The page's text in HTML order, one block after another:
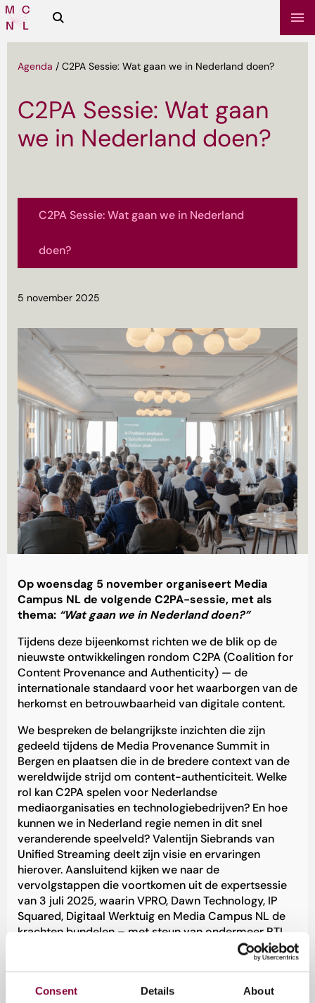
Consent Details About
Media
Campus
Zoeken
Agenda / C2PA Sessie: Wat gaan we in Nederland doen?
C2PA Sessie: Wat gaan
we in Nederland doen?
C2PA Sessie: Wat gaan we in Nederland
doen?
5 november 2025
Op woensdag 5 november organiseert Media
Campus NL de volgende C2PA-sessie, met als
thema: “Wat gaan we in Nederland doen?”
Tijdens deze bijeenkomst richten we de blik op de
nieuwste ontwikkelingen rondom C2PA (Coalition for
Content Provenance and Authenticity) — de
internationale standaard voor het waarborgen van de
herkomst en betrouwbaarheid van digitale content.
We bespreken de belangrijkste inzichten die zijn
gedeeld tijdens de Media Provenance Summit in
Bergen en plaatsen die in de bredere context van de
wereldwijde strijd om content-authenticiteit. Welke
rol kan C2PA spelen voor Nederlandse
mediaorganisaties en technologiebedrijven? En hoe
kunnen we in Nederland regie nemen in dit snel
veranderende speelveld? Valentijn Siebrands van
Unified Streaming deelt zijn visie en ervaringen
hierover. Aansluitend kijken we naar de
vervolgstappen die voortkomen uit de expertsessie
van 3 juli 2025, waarin VPRO, Dawn Technology, IP
Squared, Digitaal Werktuig en Media Campus NL de
krachten bundelen – met steun van ondermeer RTL,
Tijdens deze sessie bespreken we samen met
aanwezige partijen hoe we verder bouwen aan een